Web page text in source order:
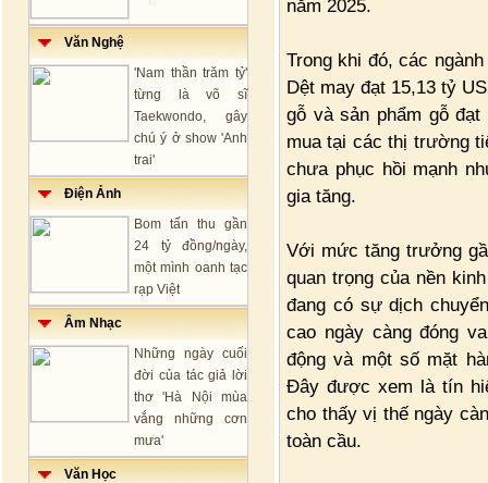
Văn Nghệ
'Nam thần trăm tỷ'
từng là võ sĩ
Taekwondo, gây
chú ý ở show 'Anh
trai'
Điện Ảnh
Bom tấn thu gần
24 tỷ đồng/ngày,
một mình oanh tạc
rạp Việt
Âm Nhạc
Những ngày cuối
đời của tác giả lời
thơ 'Hà Nội mùa
vắng những cơn
mưa'
Văn Học
năm 2025.
Trong khi đó, các
Dệt may đạt 15,13 tỷ
gỗ và sản phẩm gỗ
mua tại các thị trường
chưa phục hồi mạnh
gia tăng.
Với mức tăng trưởng
quan trọng của nền
đang có sự dịch
cao ngày càng đóng
động và một số mặt
Đây được xem là tín
cho thấy vị thế ngày
toàn cầu.